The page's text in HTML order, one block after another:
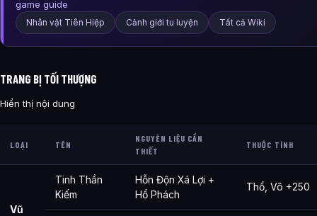
game guide
Nhân vật Tiên Hiệp Cảnh giới tu luyện Tất cả Wiki
TRANG BỊ TỐI THƯỢNG
Hiển thị nội dung
LOẠI TÊN
NGUYÊN LIỆU CẦN
THIẾT
THUỘC TÍNH
Vũ
Tinh Thần
Kiếm
Hỗn Độn Xá Lợi +
Hổ Phách
Thổ, Võ +250